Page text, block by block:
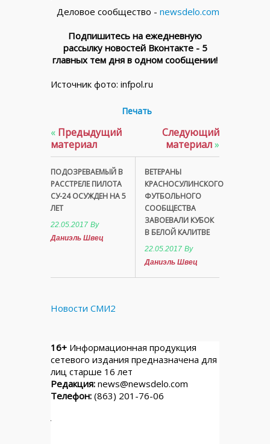
Деловое сообщество - newsdelo.com
Подпишитесь на ежедневную
рассылку новостей Вконтакте - 5
главных тем дня в одном сообщении!
Источник фото: infpol.ru
Печать
« Предыдущий
материал
ПОДОЗРЕВАЕМЫЙ В
РАССТРЕЛЕ ПИЛОТА
СУ-24 ОСУЖДЕН НА 5
ЛЕТ
22.05.2017 By
Даниэль Швец
Следующий
материал»
ВЕТЕРАНЫ
КРАСНОСУЛИНСКОГО
ФУТБОЛЬНОГО
СООБЩЕСТВА
ЗАВОЕВАЛИ КУБОК
В БЕЛОЙ КАЛИТВЕ
22.05.2017 By
Даниэль Швец
Новости СМИ2
16+ Информационная продукция
сетевого издания предназначена для
лиц старше 16 лет
Редакция: news@newsdelo.com
Телефон: (863) 201-76-06